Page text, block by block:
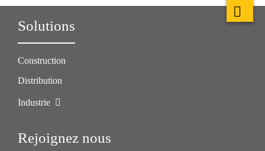
Solutions
Construction
Distribution
Industrie
Rejoignez nous